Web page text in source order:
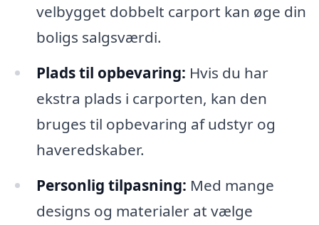
velbygget dobbelt carport kan øge din
boligs salgsværdi.
Plads til opbevaring: Hvis du har
ekstra plads i carporten, kan den
bruges til opbevaring af udstyr og
haveredskaber.
Personlig tilpasning: Med mange
designs og materialer at vælge